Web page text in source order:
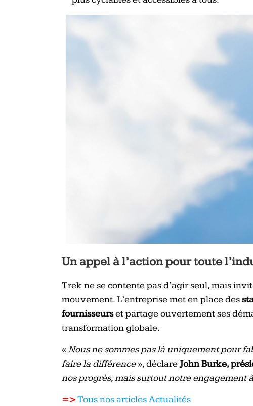
Un appel à l’action pour toute
Trek ne se contente pas d’agir seul, mais
mouvement. L’entreprise met en place des
fournisseurset partage ouvertement ses
transformation globale.
«Nous ne sommes pas là uniquement pour
faire la différence», déclareJohn Burke,
nos progrès, mais surtout notre engagement
=>Tous nos articles Actualités